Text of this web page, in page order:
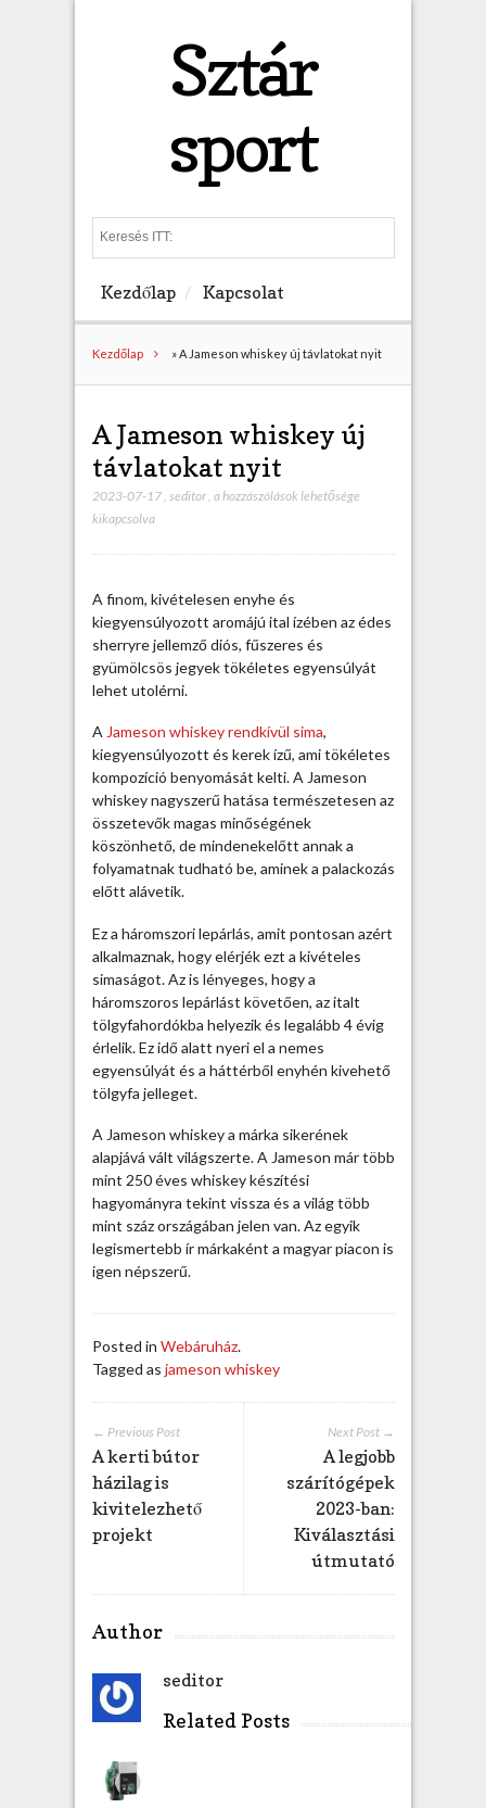
Sztár
sport
e
h
Kezdőlap Kapcsolat
Kezdőlap »A Jameson whiskey új távlatokat nyit
A Jameson whiskey új
távlatokat nyit
2023-07-17, seditor, A
s
o
n
w
s
e
ú
v
a
t
o
k
a
y
i
t
b
e
j
y
z
h
a hozzászólások lehetősége
kikapcsolva
A finom, kivételesen enyhe és
kiegyensúlyozott aromájú ital ízében az édes
sherryre jellemző diós, fűszeres és
gyümölcsös jegyek tökéletes egyensúlyát
lehet utolérni.
A Jameson whiskey rendkívül sima,
kiegyensúlyozott és kerek ízű, ami tökéletes
kompozíció benyomását kelti. A Jameson
whiskey nagyszerű hatása természetesen az
összetevők magas minőségének
köszönhető, de mindenekelőtt annak a
folyamatnak tudható be, aminek a palackozás
előtt alávetik.
Ez a háromszori lepárlás, amit pontosan azért
alkalmaznak, hogy elérjék ezt a kivételes
simaságot. Az is lényeges, hogy a
háromszoros lepárlást követően, az italt
tölgyfahordókba helyezik és legalább 4 évig
érlelik. Ez idő alatt nyeri el a nemes
egyensúlyát és a háttérből enyhén kivehető
tölgyfa jelleget.
A Jameson whiskey a márka sikerének
alapjává vált világszerte. A Jameson már több
mint 250 éves whiskey készítési
hagyományra tekint vissza és a világ több
mint száz országában jelen van. Az egyik
legismertebb ír márkaként a magyar piacon is
igen népszerű.
Posted in Webáruház.
Tagged as jameson whiskey
Next Post →
A legjobb
szárítógépek
2023-ban:
Kiválasztási
útmutató
← Previous Post
A kerti bútor
házilag is
kivitelezhető
projekt
Author
seditor
Related Posts